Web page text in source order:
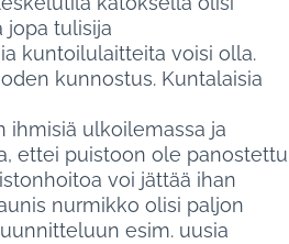
jopa tulisija
kuntoilulaitteita voisi olla.
kunnostus. Kuntalaisia
ihmisiä ulkoilemassa ja
ettei puistoon ole panostettu
voi jättää ihan
nurmikko olisi paljon
esim. uusia